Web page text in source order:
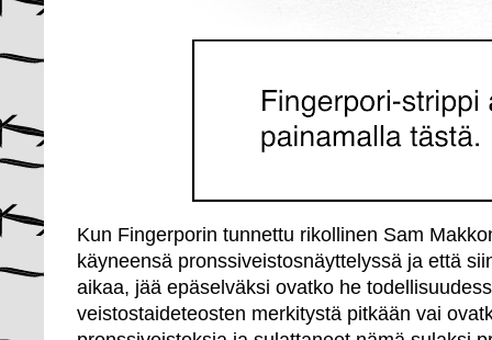
Kun Fingerporin tunnettu rikollinen Sam
käyneensä pronssiveistosnäyttelyssä ja että
aikaa, jää epäselväksi ovatko he
veistostaideteosten merkitystä pitkään vai